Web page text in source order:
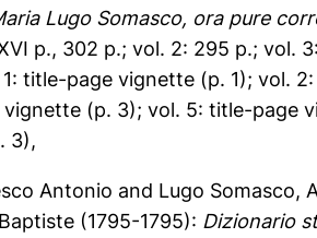
Lugo Somasco, ora pure
p., 302 p.; vol. 2: 295 p.; vol.
1: title-page vignette (p. 1); vol.
(p. 3); vol. 5: title-page
3),
Antonio and Lugo Somasco,
(1795-1795): Dizionario